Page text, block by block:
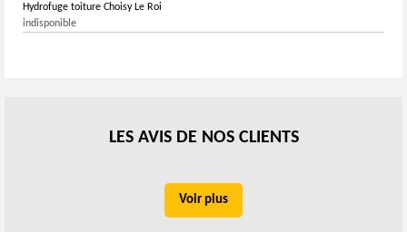
Hydrofuge toiture Choisy Le Roi
indisponible
LES AVIS DE NOS CLIENTS
Voir plus